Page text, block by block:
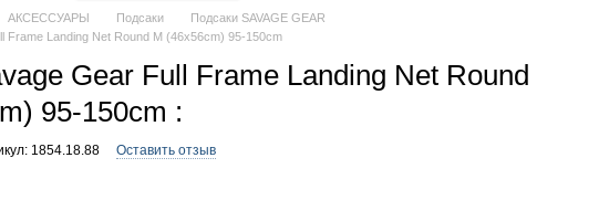
АКСЕССУАРЫ Подсаки
Подсаки SAVAGE GEAR
Frame Landing Net Round M (46х56cm) 95-150cm
Gear Full Frame Landing Net Round
95-150cm :
1854.18.88 Оставить отзыв